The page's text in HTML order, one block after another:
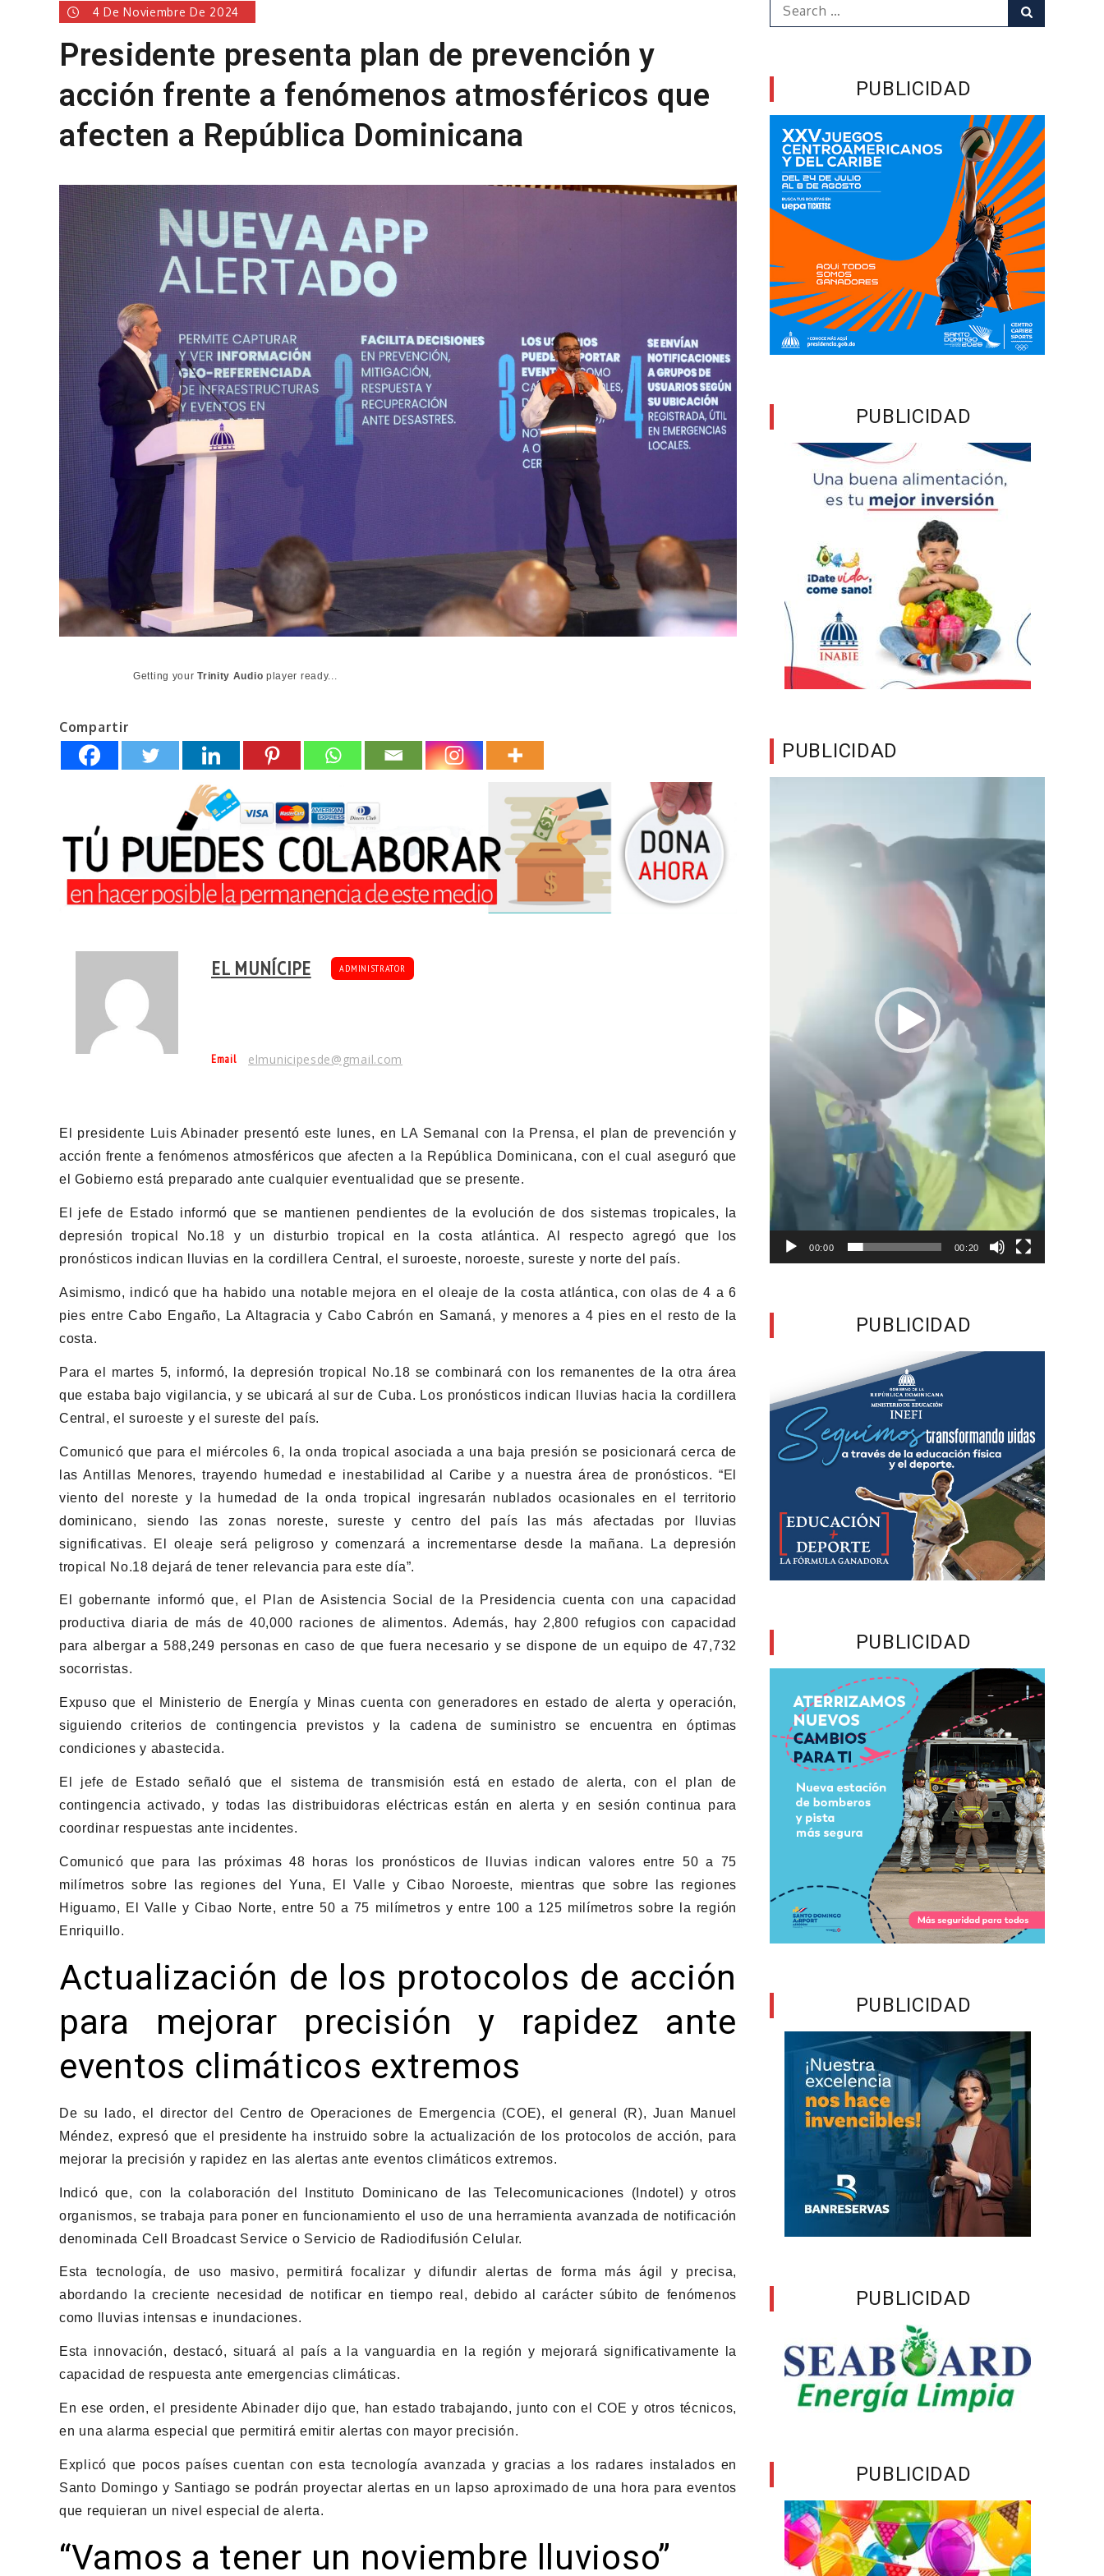
4 De Noviembre De 2024
Presidente presenta plan de prevención y
acción frente a fenómenos atmosféricos que
afecten a República Dominicana
Getting yourTrinity Audio player ready...
Compartir
EL MUNÍCIPE ADMINISTRATOR
Email elmunicipesde@gmail.com
El presidente Luis Abinader presentó este lunes, en LA Semanal con la Prensa, el plan de prevención y
acción frente a fenómenos atmosféricos que afecten a la República Dominicana, con el cual aseguró que
el Gobierno está preparado ante cualquier eventualidad que se presente.
El jefe de Estado informó que se mantienen pendientes de la evolución de dos sistemas tropicales, la
depresión tropical No.18 y un disturbio tropical en la costa atlántica. Al respecto agregó que los
pronósticos indican lluvias en la cordillera Central, el suroeste, noroeste, sureste y norte del país.
Asimismo, indicó que ha habido una notable mejora en el oleaje de la costa atlántica, con olas de 4 a 6
pies entre Cabo Engaño, La Altagracia y Cabo Cabrón en Samaná, y menores a 4 pies en el resto de la
costa.
Para el martes 5, informó, la depresión tropical No.18 se combinará con los remanentes de la otra área
que estaba bajo vigilancia, y se ubicará al sur de Cuba. Los pronósticos indican lluvias hacia la cordillera
Central, el suroeste y el sureste del país.
Comunicó que para el miércoles 6, la onda tropical asociada a una baja presión se posicionará cerca de
las Antillas Menores, trayendo humedad e inestabilidad al Caribe y a nuestra área de pronósticos. “El
viento del noreste y la humedad de la onda tropical ingresarán nublados ocasionales en el territorio
dominicano, siendo las zonas noreste, sureste y centro del país las más afectadas por lluvias
significativas. El oleaje será peligroso y comenzará a incrementarse desde la mañana. La depresión
tropical No.18 dejará de tener relevancia para este día”.
El gobernante informó que, el Plan de Asistencia Social de la Presidencia cuenta con una capacidad
productiva diaria de más de 40,000 raciones de alimentos. Además, hay 2,800 refugios con capacidad
para albergar a 588,249 personas en caso de que fuera necesario y se dispone de un equipo de 47,732
socorristas.
Expuso que el Ministerio de Energía y Minas cuenta con generadores en estado de alerta y operación,
siguiendo criterios de contingencia previstos y la cadena de suministro se encuentra en óptimas
condiciones y abastecida.
El jefe de Estado señaló que el sistema de transmisión está en estado de alerta, con el plan de
contingencia activado, y todas las distribuidoras eléctricas están en alerta y en sesión continua para
coordinar respuestas ante incidentes.
Comunicó que para las próximas 48 horas los pronósticos de lluvias indican valores entre 50 a 75
milímetros sobre las regiones del Yuna, El Valle y Cibao Noroeste, mientras que sobre las regiones
Higuamo, El Valle y Cibao Norte, entre 50 a 75 milímetros y entre 100 a 125 milímetros sobre la región
Enriquillo.
Actualización de los protocolos de acción
para mejorar precisión y rapidez ante
eventos climáticos extremos
De su lado, el director del Centro de Operaciones de Emergencia (COE), el general (R), Juan Manuel
Méndez, expresó que el presidente ha instruido sobre la actualización de los protocolos de acción, para
mejorar la precisión y rapidez en las alertas ante eventos climáticos extremos.
Indicó que, con la colaboración del Instituto Dominicano de las Telecomunicaciones (Indotel) y otros
organismos, se trabaja para poner en funcionamiento el uso de una herramienta avanzada de notificación
denominada Cell Broadcast Service o Servicio de Radiodifusión Celular.
Esta tecnología, de uso masivo, permitirá focalizar y difundir alertas de forma más ágil y precisa,
abordando la creciente necesidad de notificar en tiempo real, debido al carácter súbito de fenómenos
como lluvias intensas e inundaciones.
Esta innovación, destacó, situará al país a la vanguardia en la región y mejorará significativamente la
capacidad de respuesta ante emergencias climáticas.
En ese orden, el presidente Abinader dijo que, han estado trabajando, junto con el COE y otros técnicos,
en una alarma especial que permitirá emitir alertas con mayor precisión.
Explicó que pocos países cuentan con esta tecnología avanzada y gracias a los radares instalados en
Santo Domingo y Santiago se podrán proyectar alertas en un lapso aproximado de una hora para eventos
que requieran un nivel especial de alerta.
“Vamos a tener un noviembre lluvioso”
for:
PUBLICIDAD
PUBLICIDAD
PUBLICIDAD
00:00 00:20
PUBLICIDAD
PUBLICIDAD
PUBLICIDAD
PUBLICIDAD
PUBLICIDAD